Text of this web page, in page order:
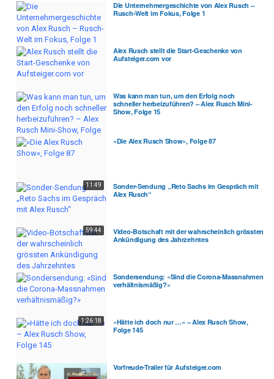
Die Unternehmergeschichte von Alex Rusch –
Rusch-Welt im Fokus, Folge 1
Alex Rusch stellt die Start-Geschenke von
Aufsteiger.com vor
Was kann man tun, um den Erfolg noch
schneller herbeizuführen? – Alex Rusch Mini-
Show, Folge 15
11:49
»Die Alex Rusch Show«, Folge 87
59:44
Sonder-Sendung „Reto Sachs im Gespräch mit
Alex Rusch“
Video-Botschaft mit der wahrscheinlich grössten
Ankündigung des Jahrzehntes
1:26:18
Sondersendung: «Sind die Corona-Massnahmen
verhältnismäßig?»
»Hätte ich doch nur …« – Alex Rusch Show,
Folge 145
Vorfreude-Trailer für Aufsteiger.com